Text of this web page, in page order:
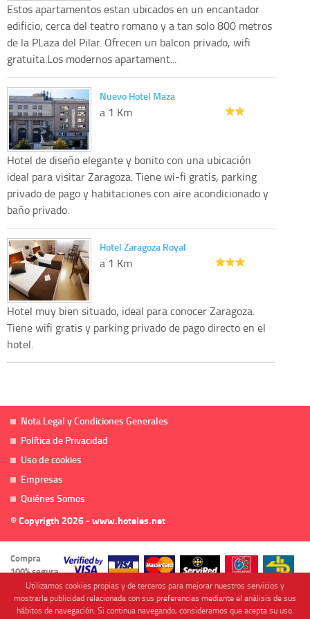
Estos apartamentos estan ubicados en un encantador
edificio, cerca del teatro romano y a tan solo 800 metros
de la PLaza del Pilar. Ofrecen un balcon privado, wifi
gratuita.Los modernos apartament...
Nuevo Hotel Maza
a 1 Km
Hotel de diseño elegante y bonito con una ubicación
ideal para visitar Zaragoza. Tiene wi-fi gratis, parking
privado de pago y habitaciones con aire acondicionado y
baño privado.
Hotel Zaragoza Royal
a 1 Km
Hotel muy bien situado, ideal para conocer Zaragoza.
Tiene wifi gratis y parking privado de pago directo en el
hotel.
Nota Legal y Condiciones Generales
Política de Privacidad
Uso de cookies
Empresas
Quiénes Somos
© Copyrigth 2026 - www.hoteles.net
Compra
100% segura
Utilizamos cookies propias y de terceros para mejorar nuestros servicios y
mostrarle publicidad relacionada con sus preferencias mediante el análisis de sus
hábitos de navegación. Si continua navegando, consideramos que acepta su uso.